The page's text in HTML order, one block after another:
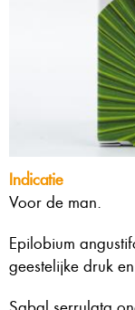
Indicatie
Voor de man.
Epilobium
geestelijke druk